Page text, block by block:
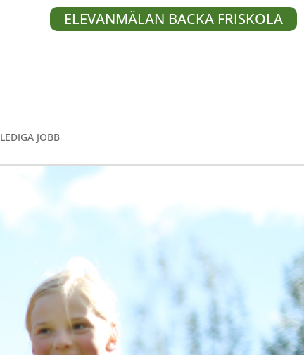
ELEVANMÄLAN BACKA FRISKOLA
LEDIGA JOBB